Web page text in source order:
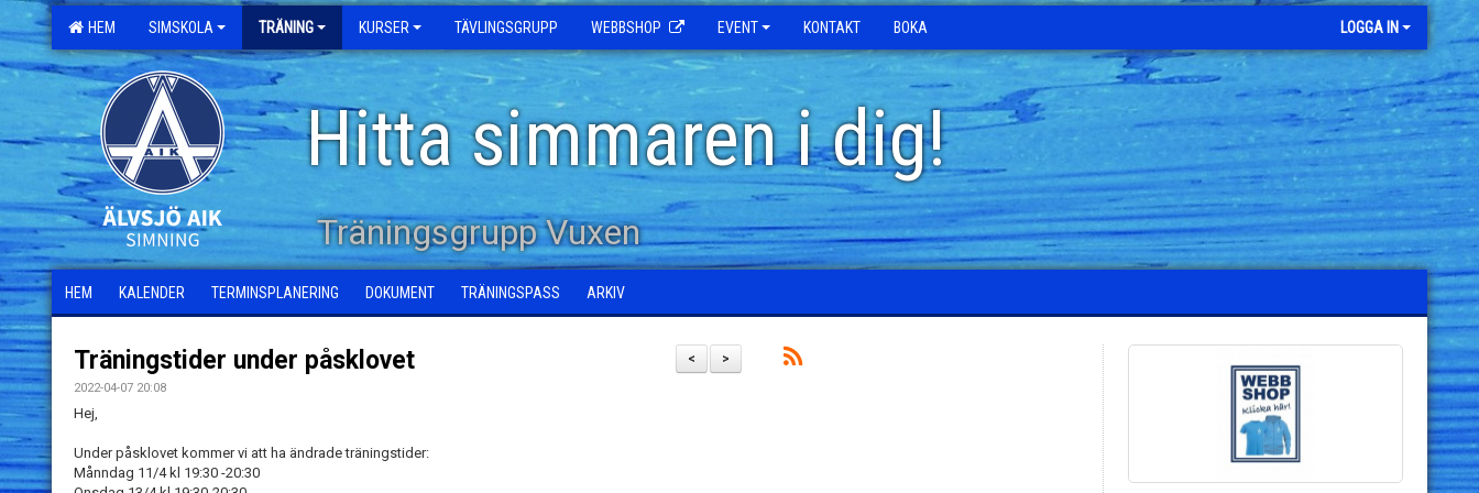
HEM SIMSKOLA TRÄNING KURSER TÄVLINGSGRUPP WEBBSHOP EVENT KONTAKT BOKA LOGGA IN
Hitta simmaren i dig!
Träningsgrupp Vuxen
HEM KALENDER TERMINSPLANERING DOKUMENT TRÄNINGSPASS ARKIV
>
<
Träningstider under påsklovet
2022-04-07 20:08
Hej,
Under påsklovet kommer vi att ha ändrade träningstider:
Månndag 11/4 kl 19:30 -20:30